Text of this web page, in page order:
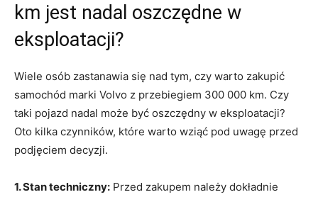
km jest nadal oszczędne w ​
eksploatacji?
Wiele osób zastanawia się ⁣nad tym, czy⁢ warto zakupić
samochód marki Volvo​ z⁢ przebiegiem 300 000​ km. Czy
taki⁣ pojazd ⁣nadal może być oszczędny w ‍eksploatacji?
Oto kilka ⁢czynników, które warto wziąć pod uwagę przed
podjęciem decyzji.
1. Stan techniczny: Przed zakupem należy ‍dokładnie